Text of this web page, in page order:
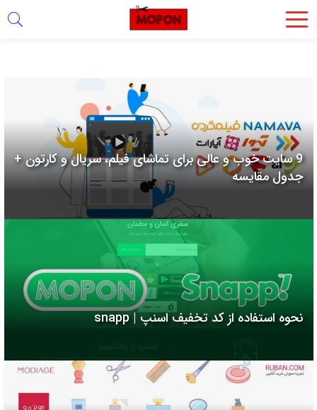
اشتراک
از
روش‌های
زیر
می‌توانید
صفحه
دوستان
خود
به
بگذارید.
9 سایت خوب و عالی برای تماشای فیلم، سریال و کارتون +
جدول مقایسه
نحوه استفاده از کد تخفیف اسنپ | snapp